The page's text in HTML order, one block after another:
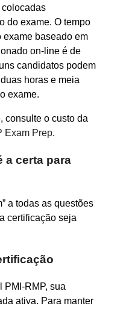
colocadas
do exame. O tempo
baseado em
on-line é de
candidatos podem
horas e meia
exame.
consulte o custo da
Exam Prep.
a certa para
a todas as questões
certificação seja
PMI-RMP, sua
ativa. Para manter